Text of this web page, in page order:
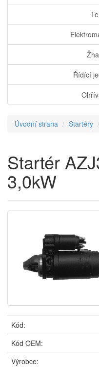
Řídící
Úvodní strana Startéry
Startér
3,0kW
Kód:
Kód OEM:
Výrobce: